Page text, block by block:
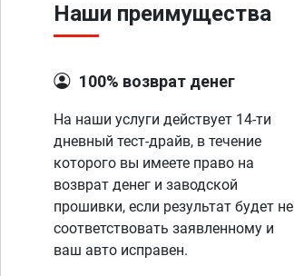
Наши преимущества
100% возврат денег
На наши услуги действует 14-ти
дневный тест-драйв, в течение
которого вы имеете право на
возврат денег и заводской
прошивки, если результат будет не
соответствовать заявленному и
ваш авто исправен.